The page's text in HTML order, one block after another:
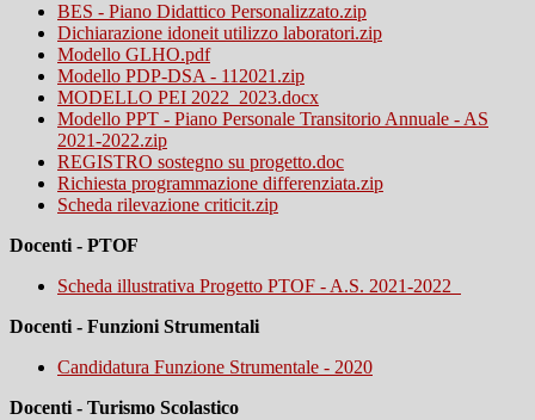
BES - Piano Didattico Personalizzato.zip
Dichiarazione idoneit utilizzo laboratori.zip
Modello GLHO.pdf
Modello PDP-DSA - 112021.zip
MODELLO PEI 2022_2023.docx
Modello PPT - Piano Personale Transitorio Annuale - AS
2021-2022.zip
REGISTRO sostegno su progetto.doc
Richiesta programmazione differenziata.zip
Scheda rilevazione criticit.zip
Docenti - PTOF
Scheda illustrativa Progetto PTOF - A.S. 2021-2022
Docenti - Funzioni Strumentali
Candidatura Funzione Strumentale - 2020
Docenti - Turismo Scolastico